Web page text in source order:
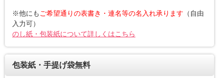
※他にも ご希望通りの表書き・連名等の名入れ承ります （自由
入力可）
のし紙・包装紙について詳しくはこちら
包装紙・手提げ袋無料